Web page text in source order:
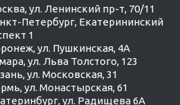
ул. Ленинский пр-т, 70/11
Петербург, Екатерининский
1
ул. Пушкинская, 4А
ул. Льва Толстого, 123
ул. Московская, 31
ул. Монастырская, 61
ул. Радищева 6А